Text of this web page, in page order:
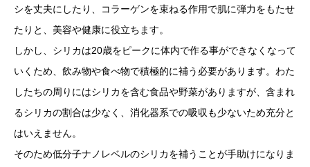
シを丈夫にしたり、コラーゲンを束ねる作用で肌に弾力をもたせ
たりと、美容や健康に役立ちます。
しかし、シリカは20歳をピークに体内で作る事ができなくなって
いくため、飲み物や食べ物で積極的に補う必要があります。わた
したちの周りにはシリカを含む食品や野菜がありますが、含まれ
るシリカの割合は少なく、消化器系での吸収も少ないため充分と
はいえません。
そのため低分子ナノレベルのシリカを補うことが手助けになりま